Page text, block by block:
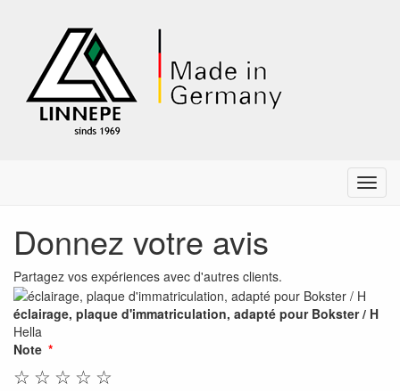
Menu
Donnez votre avis
Partagez vos expériences avec d'autres clients.
éclairage, plaque d'immatriculation, adapté pour Bokster / H
Hella
Note
☆
☆
☆
☆
☆